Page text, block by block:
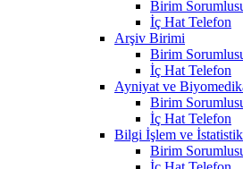
Birim
İç Hat Telefon
Arşiv Birimi
Birim
İç Hat Telefon
Ayniyat ve
Birim
İç Hat Telefon
Bilgi İşlem ve
Birim